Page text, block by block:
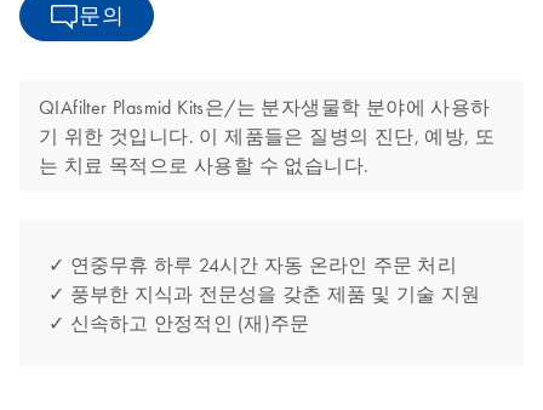
문의
QIAfilter Plasmid Kits은/는 분자생물학 분야에 사용하
기 위한 것입니다. 이 제품들은 질병의 진단, 예방, 또
는 치료 목적으로 사용할 수 없습니다.
✓ 연중무휴 하루 24시간 자동 온라인 주문 처리
✓ 풍부한 지식과 전문성을 갖춘 제품 및 기술 지원
✓ 신속하고 안정적인 (재)주문